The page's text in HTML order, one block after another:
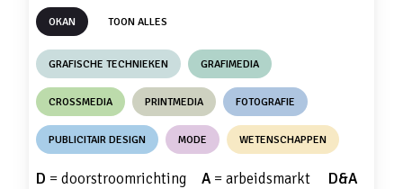
OKAN TOON ALLES
GRAFISCHE TECHNIEKEN GRAFIMEDIA
CROSSMEDIA PRINTMEDIA FOTOGRAFIE
PUBLICITAIR DESIGN MODE WETENSCHAPPEN
D = doorstroomrichting A= arbeidsmarkt
D&A